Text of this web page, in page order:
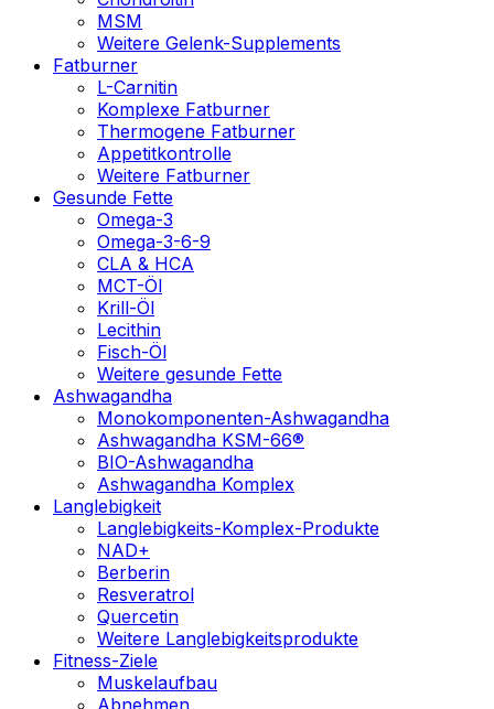
MSM
Weitere Gelenk-Supplements
Fatburner
L-Carnitin
Komplexe Fatburner
Thermogene Fatburner
Appetitkontrolle
Weitere Fatburner
Gesunde Fette
Omega-3
Omega-3-6-9
CLA & HCA
MCT-Öl
Krill-Öl
Lecithin
Fisch-Öl
Weitere gesunde Fette
Ashwagandha
Monokomponenten-Ashwagandha
Ashwagandha KSM-66®
BIO-Ashwagandha
Ashwagandha Komplex
Langlebigkeit
Langlebigkeits-Komplex-Produkte
NAD+
Berberin
Resveratrol
Quercetin
Weitere Langlebigkeitsprodukte
Fitness-Ziele
Muskelaufbau
Abnehmen